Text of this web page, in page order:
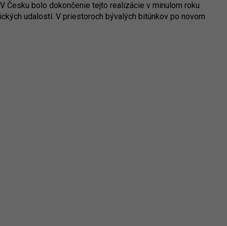
Česku bolo dokončenie tejto realizácie v minulom roku
udalostí. V priestoroch bývalých bitúnkov po novom